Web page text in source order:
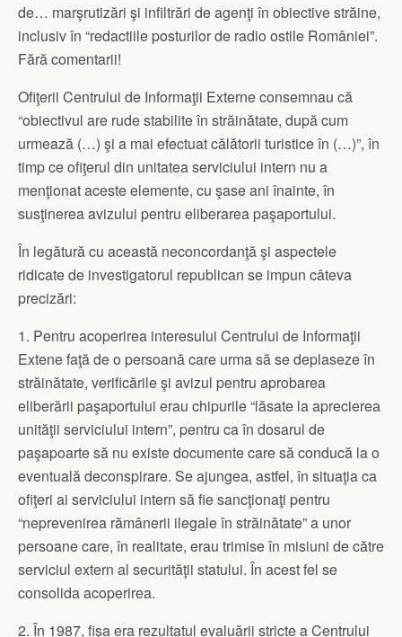
de… marşrutizări şi infiltrări de agenţi în obiective străine,
inclusiv în “redactiile posturilor de radio ostile României”.
Fără comentarii!
Ofiţerii Centrului de Informaţii Externe consemnau că
“obiectivul are rude stabilite în străinătate, după cum
urmează (…) şi a mai efectuat călătorii turistice în (…)”, în
timp ce ofiţerul din unitatea serviciului intern nu a
menţionat aceste elemente, cu şase ani înainte, în
susţinerea avizului pentru eliberarea paşaportului.
În legătură cu această neconcordanţă şi aspectele
ridicate de investigatorul republican se impun câteva
precizări:
1. Pentru acoperirea interesului Centrului de Informaţii
Extene faţă de o persoană care urma să se deplaseze în
străinătate, verificările şi avizul pentru aprobarea
eliberării paşaportului erau chipurile “lăsate la aprecierea
unităţii serviciului intern”, pentru ca în dosarul de
paşapoarte să nu existe documente care să conducă la o
eventuală deconspirare. Se ajungea, astfel, în situaţia ca
ofiţeri ai serviciului intern să fie sancţionaţi pentru
“neprevenirea rămânerii ilegale în străinătate” a unor
persoane care, în realitate, erau trimise în misiuni de către
serviciul extern al securităţii statului. În acest fel se
consolida acoperirea.
2. În 1987, fişa era rezultatul evaluării stricte a Centrului